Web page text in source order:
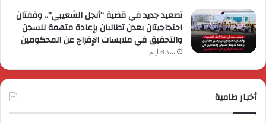
تصعيد جديد في قضية “أنجل الشعيبي”.. وقفتان
احتجاجيتان بعدن تطالبان بإعادة متهمة للسجن
والتحقيق في ملابسات الإفراج عن المحكومين
منذ 6 أيام
أخبار طامية